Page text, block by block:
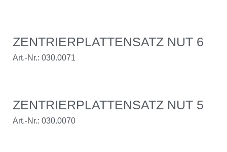
ZENTRIERPLATTENSATZ NUT 6
Art.-Nr.: 030.0071
ZENTRIERPLATTENSATZ NUT 5
Art.-Nr.: 030.0070